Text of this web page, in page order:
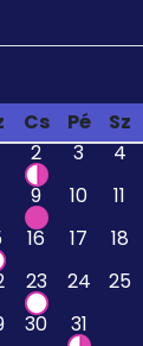
Cs Pé Sz
2 3 4
9 10 11
16 17 18
23 24 25
30 31